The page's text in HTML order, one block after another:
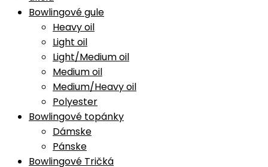
Bowlingové gule
Heavy oil
Light oil
Light/Medium oil
Medium oil
Medium/Heavy oil
Polyester
Bowlingové topánky
Dámske
Pánske
Bowlingové Tričká